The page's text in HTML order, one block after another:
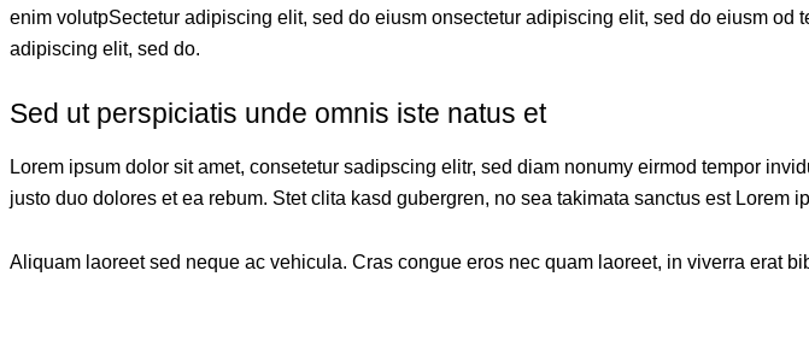
enim volutpSectetur adipiscing elit, sed do eiusm onsectetur adipiscing elit, sed do eiusm
adipiscing elit, sed do.
Sed ut perspiciatis unde omnis iste natus et
Lorem ipsum dolor sit amet, consetetur sadipscing elitr, sed diam nonumy eirmod tempor
justo duo dolores et ea rebum. Stet clita kasd gubergren, no sea takimata sanctus est Lorem
Aliquam laoreet sed neque ac vehicula. Cras congue eros nec quam laoreet, in viverra erat